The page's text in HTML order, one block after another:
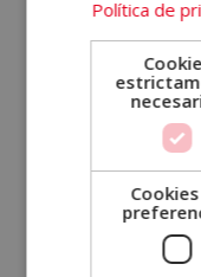
marketing?
¿Qué se
marketing?
Política de